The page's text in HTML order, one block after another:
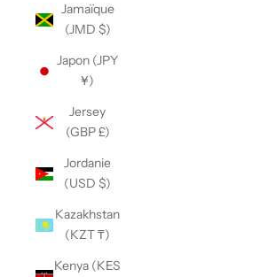
Jamaïque
(JMD $)
Japon (JPY
¥)
Jersey
(GBP £)
Jordanie
(USD $)
Kazakhstan
(KZT ₸)
Kenya (KES